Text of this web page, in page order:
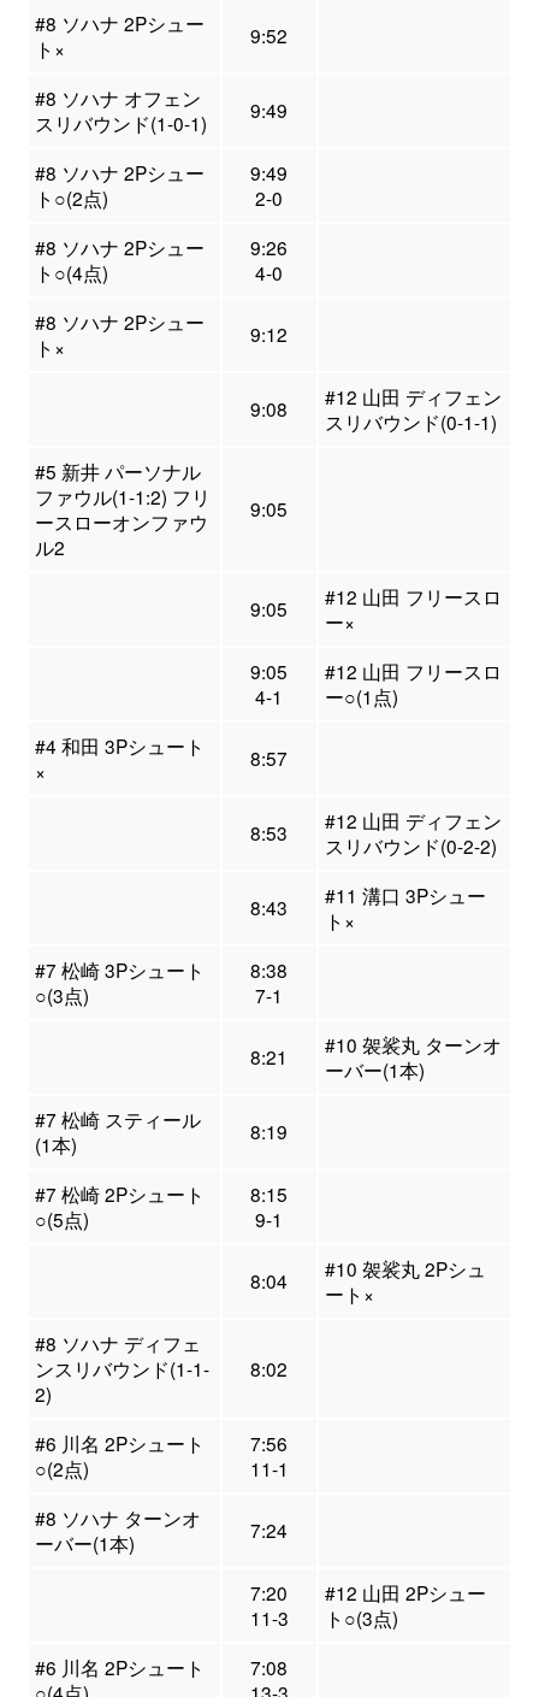
#8 ソハナ 2Pシュー
ト×
9:52
#8 ソハナ オフェン
スリバウンド(1-0-1)
9:49
#8 ソハナ 2Pシュー
ト○(2点)
9:49
2-0
#8 ソハナ 2Pシュー
ト○(4点)
9:26
4-0
#8 ソハナ 2Pシュー
ト×
9:12
9:08
#12 山田 ディフェン
スリバウンド(0-1-1)
#5 新井 パーソナル
ファウル(1-1:2) フリ
ースローオンファウ
ル2
9:05
9:05
#12 山田 フリースロ
ー×
9:05
4-1
#12 山田 フリースロ
ー○(1点)
#4 和田 3Pシュート
×
8:57
8:53
#12 山田 ディフェン
スリバウンド(0-2-2)
8:43
#11 溝口 3Pシュー
ト×
#7 松崎 3Pシュート
○(3点)
8:38
7-1
8:21
#10 袈裟丸 ターンオ
ーバー(1本)
#7 松崎 スティール
(1本)
8:19
#7 松崎 2Pシュート
○(5点)
8:15
9-1
8:04
#10 袈裟丸 2Pシュ
ート×
#8 ソハナ ディフェ
ンスリバウンド(1-1-
2)
8:02
#6 川名 2Pシュート
○(2点)
7:56
11-1
#8 ソハナ ターンオ
ーバー(1本)
7:24
7:20
11-3
#12 山田 2Pシュー
ト○(3点)
#6 川名 2Pシュート
7:08